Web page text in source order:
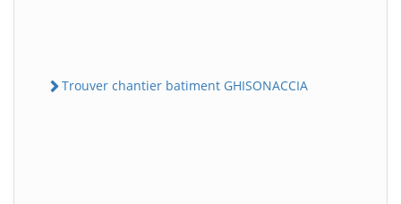
Trouver chantier batiment GHISONACCIA